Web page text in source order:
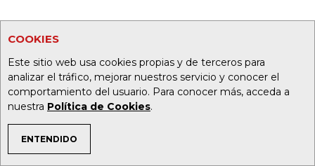
COOKIES
Este sitio web usa cookies propias y de terceros para
analizar el tráfico, mejorar nuestros servicio y conocer el
comportamiento del usuario. Para conocer más, acceda a
nuestra Política de Cookies.
ENTENDIDO
TEMAS DE INTERÉS